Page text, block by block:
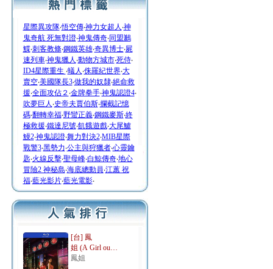
星際異攻隊‧悟空傳‧神力女超人 ‧神
鬼奇航 死無對證‧神鬼傳奇‧同盟鶼
鰈‧刺客教條‧鋼鐵英雄‧奇異博士‧屍
速列車‧神鬼獵人 ‧動物方城市‧死侍‧
ID4星際重生 ‧蟻人 ‧侏羅紀世界‧大
賣空‧美國隊長3‧做我的奴隸‧絕命救
援‧全面攻佔２ ‧金牌拳手‧神鬼認證4‧
吹夢巨人 ‧史帝夫賈伯斯‧攔截記憶
碼‧翻轉幸福‧野蠻正義‧鋼鐵麥斯‧終
極救援‧鐵達尼號‧飢餓遊戲‧大尾鱸
鰻2‧神鬼認證‧舞力對決2‧MIB星際
戰警3‧黑勢力‧公主與狩獵者‧心靈鑰
匙‧火線反擊‧聖母峰‧白鯨傳奇‧地心
冒險2 神秘島‧海底總動員‧江蕙 祝
福‧藍光影片‧藍光電影‧
[台] 鳳
姐 (A Girl ou…
鳳姐